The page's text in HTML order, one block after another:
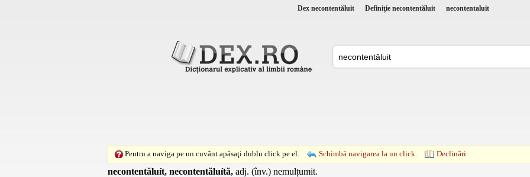
Dex necontentăluit Definiţie necontentăluit necontentaluit
Pentru a naviga pe un cuvânt apăsaţi dublu click pe el. Schimbă navigarea la un click. Declinări
necontentăluít, necontentăluítă, adj. (înv.) nemulțumit.